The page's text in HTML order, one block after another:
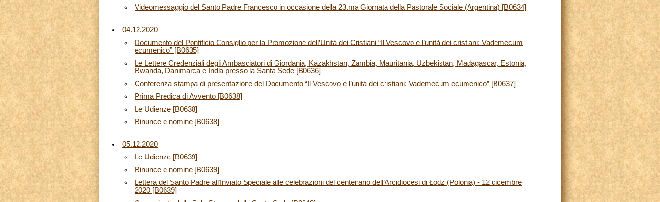
Videomessaggio del Santo Padre Francesco in occasione della 23.ma Giornata della Pastorale Sociale (Argentina) [B0634]
04.12.2020
Documento del Pontificio Consiglio per la Promozione dell’Unità dei Cristiani “Il Vescovo e l’unità dei cristiani: Vademecum
ecumenico” [B0635]
Le Lettere Credenziali degli Ambasciatori di Giordania, Kazakhstan, Zambia, Mauritania, Uzbekistan, Madagascar, Estonia,
Rwanda, Danimarca e India presso la Santa Sede [B0636]
Conferenza stampa di presentazione del Documento “Il Vescovo e l’unità dei cristiani: Vademecum ecumenico” [B0637]
Prima Predica di Avvento [B0638]
Le Udienze [B0638]
Rinunce e nomine [B0638]
05.12.2020
Le Udienze [B0639]
Rinunce e nomine [B0639]
Lettera del Santo Padre all’Inviato Speciale alle celebrazioni del centenario dell’Arcidiocesi di Łódź (Polonia) - 12 dicembre
2020 [B0639]